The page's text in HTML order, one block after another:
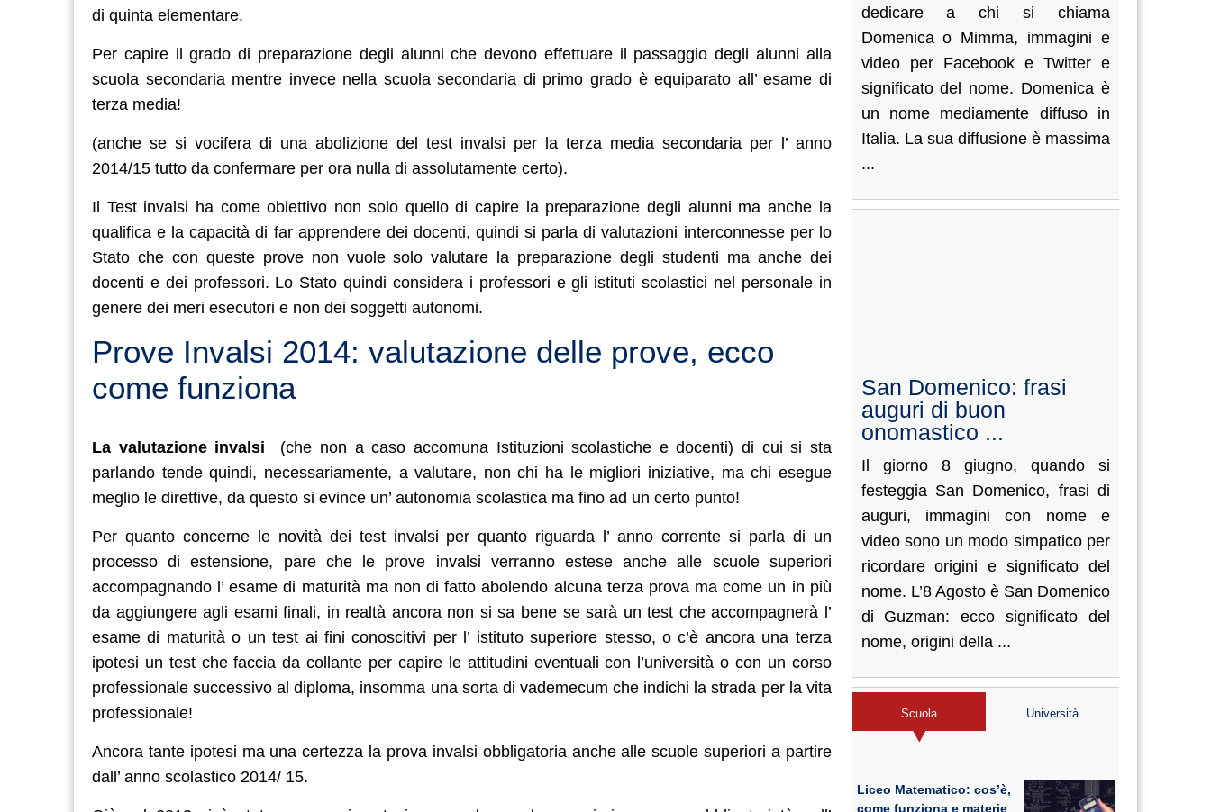
di quinta elementare.
Per capire il grado di preparazione degli alunni che devono effettuare il passaggio degli alunni alla
scuola secondaria mentre invece nella scuola secondaria di primo grado è equiparato all’ esame di
terza media!
(anche se si vocifera di una abolizione del test invalsi per la terza media secondaria per l’ anno
2014/15 tutto da confermare per ora nulla di assolutamente certo).
Il Test invalsi ha come obiettivo non solo quello di capire la preparazione degli alunni ma anche la
qualifica e la capacità di far apprendere dei docenti, quindi si parla di valutazioni interconnesse per lo
Stato che con queste prove non vuole solo valutare la preparazione degli studenti ma anche dei
docenti e dei professori. Lo Stato quindi considera i professori e gli istituti scolastici nel personale in
genere dei meri esecutori e non dei soggetti autonomi.
Prove Invalsi 2014: valutazione delle prove, ecco
come funziona
La valutazione invalsi (che non a caso accomuna Istituzioni scolastiche e docenti) di cui si sta
parlando tende quindi, necessariamente, a valutare, non chi ha le migliori iniziative, ma chi esegue
meglio le direttive, da questo si evince un’ autonomia scolastica ma fino ad un certo punto!
Per quanto concerne le novità dei test invalsi per quanto riguarda l’ anno corrente si parla di un
processo di estensione, pare che le prove invalsi verranno estese anche alle scuole superiori
accompagnando l’ esame di maturità ma non di fatto abolendo alcuna terza prova ma come un in più
da aggiungere agli esami finali, in realtà ancora non si sa bene se sarà un test che accompagnerà l’
esame di maturità o un test ai fini conoscitivi per l’ istituto superiore stesso, o c’è ancora una terza
ipotesi un test che faccia da collante per capire le attitudini eventuali con l’università o con un corso
professionale successivo al diploma, insomma una sorta di vademecum che indichi la strada per la vita
professionale!
Ancora tante ipotesi ma una certezza la prova invalsi obbligatoria anche alle scuole superiori a partire
dall’ anno scolastico 2014/ 15.
dedicare a chi si chiama
Domenica o Mimma, immagini e
video per Facebook e Twitter e
significato del nome. Domenica è
un nome mediamente diffuso in
Italia. La sua diffusione è massima
...
San Domenico: frasi
auguri di buon
onomastico ...
Il giorno 8 giugno, quando si
festeggia San Domenico, frasi di
auguri, immagini con nome e
video sono un modo simpatico per
ricordare origini e significato del
nome. L’8 Agosto è San Domenico
di Guzman: ecco significato del
nome, origini della ...
Scuola Università
Liceo Matematico: cos’è,
come funziona e materie